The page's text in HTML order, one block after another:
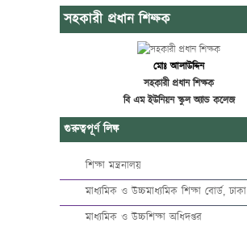
সহকারী প্রধান শিক্ষক
মোঃ আলাউদ্দিন
সহকারী প্রধান শিক্ষক
বি এম ইউনিয়ন স্কুল অ্যান্ড কলেজ
গুরুত্বপূর্ণ লিঙ্ক
শিক্ষা মন্ত্রনালয়
মাধ্যমিক ও উচ্চমাধ্যমিক শিক্ষা বোর্ড, ঢাকা
মাধ্যমিক ও উচ্চশিক্ষা অধিদপ্তর